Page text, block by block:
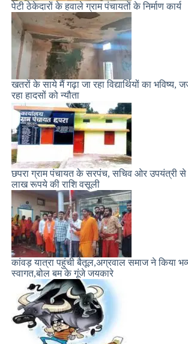
पेटी ठेकेदारों के हवाले ग्राम पंचायतों के निर्माण कार्य
खतरों के साये मैं गढ़ा जा रहा विद्यार्थियों का भविष्य,
रहा हादसों को न्यौता
छपरा ग्राम पंचायत के सरपंच, सचिव ओर उपयंत्री से
लाख रूपये की राशि वसूली
कांवड़ यात्रा पहुंची बैतूल,अग्रवाल समाज ने किया
स्वागत,बोल बम के गूंजे जयकारे